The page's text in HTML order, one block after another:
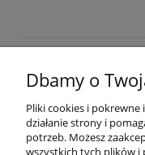
Dbamy o
Pliki cookies i
działanie strony i
potrzeb. Możesz
wszystkich tych plików i